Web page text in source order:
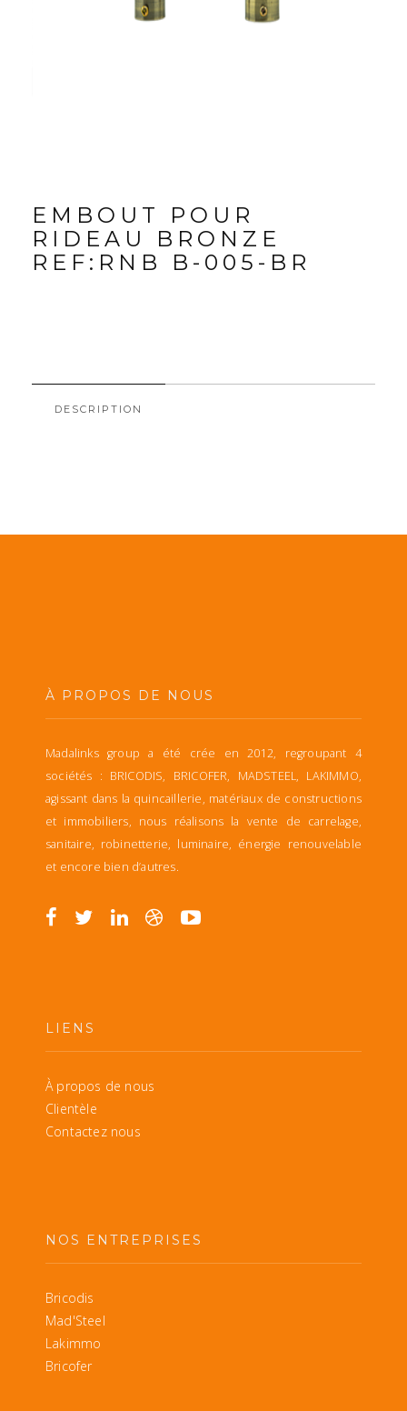
EMBOUT POUR
RIDEAU BRONZE
REF:RNB B-005-BR
DESCRIPTION
À PROPOS DE NOUS
Madalinks group a été crée en 2012, regroupant 4
sociétés : BRICODIS, BRICOFER, MADSTEEL, LAKIMMO,
agissant dans la quincaillerie, matériaux de constructions
et immobiliers, nous réalisons la vente de carrelage,
sanitaire, robinetterie, luminaire, énergie renouvelable
et encore bien d’autres.
LIENS
À propos de nous
Clientèle
Contactez nous
NOS ENTREPRISES
Bricodis
Mad'Steel
Lakimmo
Bricofer